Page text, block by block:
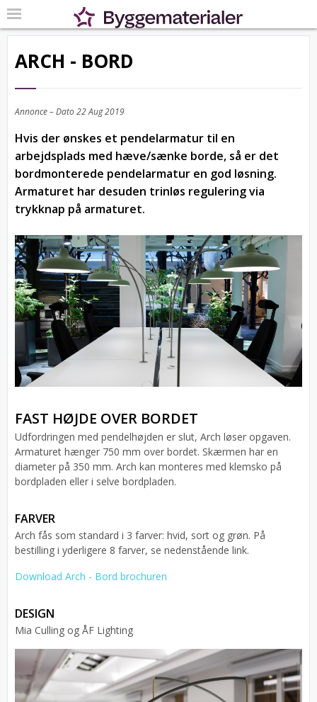
ARCH - BORD
Annonce – Dato22 Aug 2019
Hvis der ønskes et pendelarmatur til en
arbejdsplads med hæve/sænke borde, så er det
bordmonterede pendelarmatur en god løsning.
Armaturet har desuden trinløs regulering via
trykknap på armaturet.
FAST HØJDE OVER BORDET
Udfordringen med pendelhøjden er slut, Arch løser opgaven.
Armaturet hænger 750 mm over bordet. Skærmen har en
diameter på 350 mm. Arch kan monteres med klemsko på
bordpladen eller i selve bordpladen.
FARVER
Arch fås som standard i 3 farver: hvid, sort og grøn. På
bestilling i yderligere 8 farver, se nedenstående link.
Download Arch - Bord brochuren
DESIGN
Mia Culling og ÅF Lighting